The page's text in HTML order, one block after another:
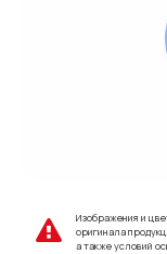
Изображения и
оригинала
а также условий